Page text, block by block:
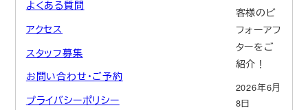
よくある質問
アクセス
スタッフ募集
お問い合わせ・ご予約
プライバシーポリシー
客様のビ
フォーアフ
ターをご
紹介！
2026年6月
8日